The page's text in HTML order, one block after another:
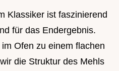
Klassiker ist faszinierend
für das Endergebnis.
Ofen zu einem flachen
die Struktur des Mehls